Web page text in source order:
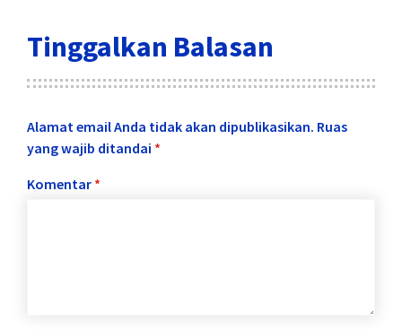
Tinggalkan Balasan
Alamat email Anda tidak akan dipublikasikan. Ruas
yang wajib ditandai *
Komentar *